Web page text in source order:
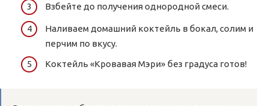
Взбейте до получения однородной смеси.
Наливаем домашний коктейль в бокал, солим и
перчим по вкусу.
Коктейль «Кровавая Мэри» без градуса готов!